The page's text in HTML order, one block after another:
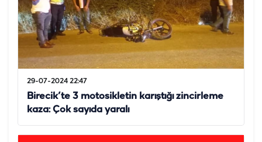
29-07-2024 22:47
Birecik’te 3 motosikletin karıştığı zincirleme
kaza: Çok sayıda yaralı